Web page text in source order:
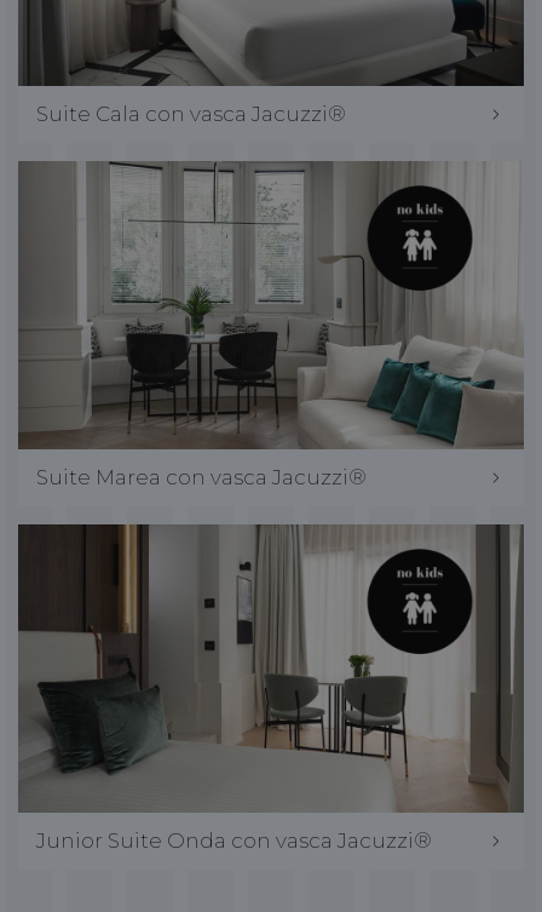
Suite Cala con vasca Jacuzzi®
Suite Marea con vasca Jacuzzi®
Junior Suite Onda con vasca Jacuzzi®